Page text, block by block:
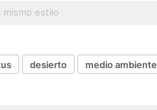
desierto medio ambiente